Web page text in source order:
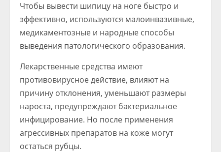
Чтобы вывести шипицу на ноге быстро и
эффективно, используются малоинвазивные,
медикаментозные и народные способы
выведения патологического образования.
Лекарственные средства имеют
противовирусное действие, влияют на
причину отклонения, уменьшают размеры
нароста, предупреждают бактериальное
инфицирование. Но после применения
агрессивных препаратов на коже могут
остаться рубцы.